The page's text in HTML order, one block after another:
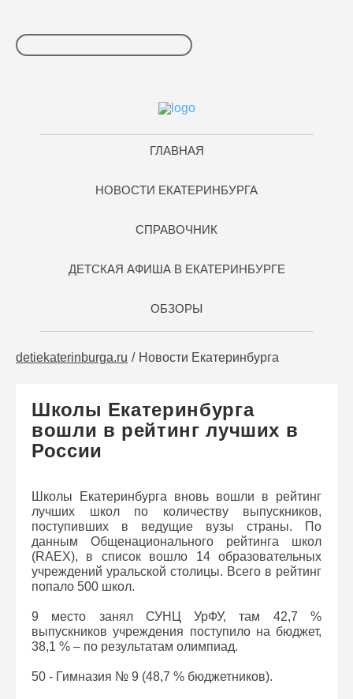
ГЛАВНАЯ
НОВОСТИ ЕКАТЕРИНБУРГА
СПРАВОЧНИК
ДЕТСКАЯ АФИША В ЕКАТЕРИНБУРГЕ
ОБЗОРЫ
detiekaterinburga.ru Новости Екатеринбурга
Школы Екатеринбурга
вошли в рейтинг лучших в
России
Школы Екатеринбурга вновь вошли в рейтинг
лучших школ по количеству выпускников,
поступивших в ведущие вузы страны. По
данным Общенационального рейтинга школ
(RAEX), в список вошло 14 образовательных
учреждений уральской столицы. Всего в рейтинг
попало 500 школ.
9 место занял СУНЦ УрФУ, там 42,7 %
выпускников учреждения поступило на бюджет,
38,1 % – по результатам олимпиад.
50 - Гимназия № 9 (48,7 % бюджетников).